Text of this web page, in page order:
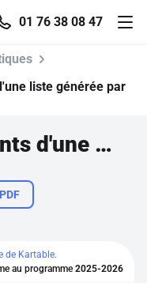
01 76 38 08 47
liste générée par
Identifier les éléments d'une liste générée par compréhension
de Kartable.
au programme 2025-2026